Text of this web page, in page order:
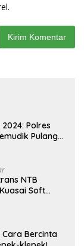
Polres
Pulang
NTB
Soft
Cara Bercinta